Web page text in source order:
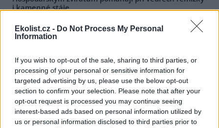
Ekolist.cz - Do Not Process My Personal
Information
If you wish to opt-out of the sale, sharing to third parties, or
processing of your personal or sensitive information for
targeted advertising by us, please use the below opt-out
section to confirm your selection. Please note that after your
opt-out request is processed you may continue seeing
interest-based ads based on personal information utilized by
us or personal information disclosed to third parties prior to
i kamenné stáje
Hospodářská zvířata na jihu
Někteří jihočeští farmáři
vypouštějí krávy, ovce či koně na pastviny v noci a v největších
vedrech je nechávají uvnitř chladnějších budov. Kvůli suchu
neroste na loukách tráva a zemědělci musí dobytek přikrmovat
zásobami sena na zimu. Vysychají zdroje vody a rostou náklady na
její dopravu i na elektřinu na ochlazování zvířat, zjistila ČTK.